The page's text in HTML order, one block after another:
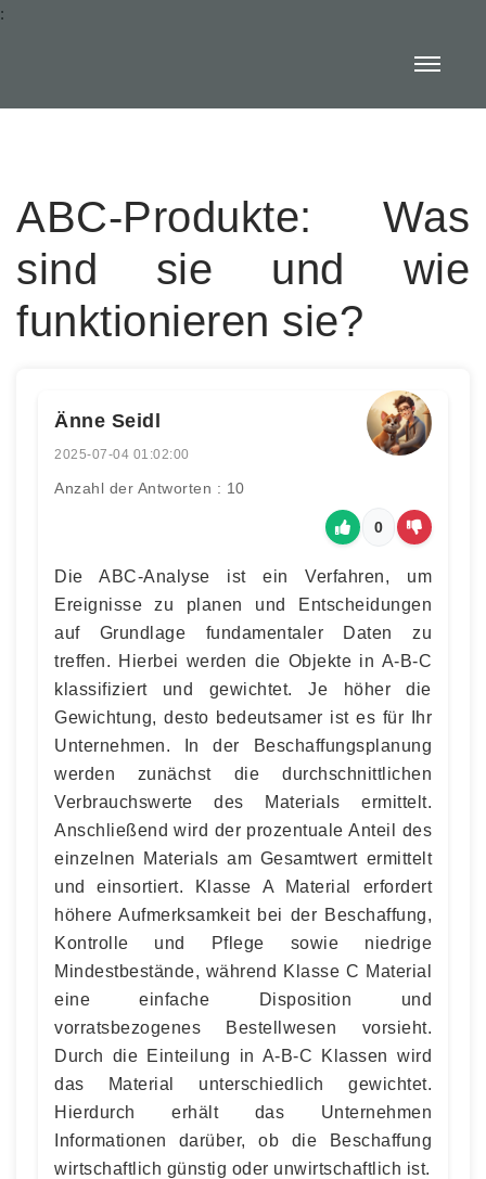
:
ABC-Produkte: Was
sind sie und wie
funktionieren sie?
Änne Seidl
2025-07-04 01:02:00
Anzahl der Antworten : 10
0
Die ABC-Analyse ist ein Verfahren, um
Ereignisse zu planen und Entscheidungen
auf Grundlage fundamentaler Daten zu
treffen. Hierbei werden die Objekte in A-B-C
klassifiziert und gewichtet. Je höher die
Gewichtung, desto bedeutsamer ist es für Ihr
Unternehmen. In der Beschaffungsplanung
werden zunächst die durchschnittlichen
Verbrauchswerte des Materials ermittelt.
Anschließend wird der prozentuale Anteil des
einzelnen Materials am Gesamtwert ermittelt
und einsortiert. Klasse A Material erfordert
höhere Aufmerksamkeit bei der Beschaffung,
Kontrolle und Pflege sowie niedrige
Mindestbestände, während Klasse C Material
eine einfache Disposition und
vorratsbezogenes Bestellwesen vorsieht.
Durch die Einteilung in A-B-C Klassen wird
das Material unterschiedlich gewichtet.
Hierdurch erhält das Unternehmen
Informationen darüber, ob die Beschaffung
wirtschaftlich günstig oder unwirtschaftlich ist.